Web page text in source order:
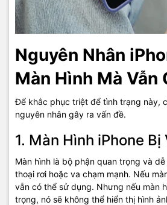
Nguyên Nhân
Màn Hình Mà Vẫn
Để khắc phục triệt để tình trạng này,
nguyên nhân gây ra vấn đề.
1. Màn Hình iPhone Bị
Màn hình là bộ phận quan trọng và
thoại rơi hoặc va chạm mạnh. Nếu
vẫn có thể sử dụng. Nhưng nếu màn
trọng, nó sẽ không thể hiển thị hình